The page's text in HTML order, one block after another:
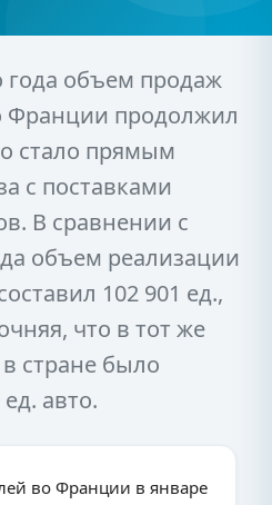
года объем продаж
Франции продолжил
стало прямым
с поставками
В сравнении с
объем реализации
102 901 ед.,
что в тот же
стране было
авто.
во Франции в январе